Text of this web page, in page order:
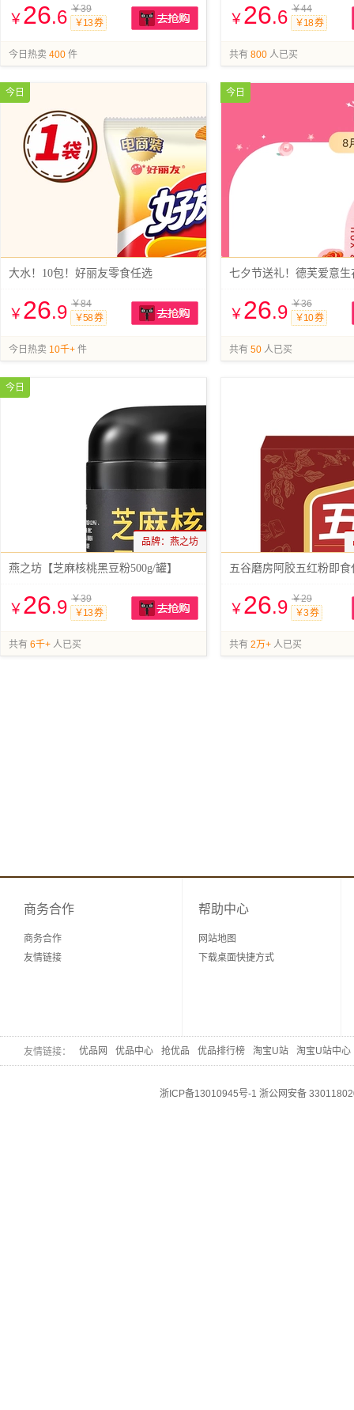
￥ 26.6 ￥39
￥13 券
今日热卖 400 件
￥ 26.6 ￥44
￥18 券
共有 800 人已买
大水！10包！好丽友零食任选
今日
￥ 26.9 ￥84
￥58 券
今日热卖 10千+ 件
今日
￥ 26.9 ￥36
￥10 券
共有 50 人已买
燕之坊【芝麻核桃黑豆粉500g/罐】
今日
品牌： 燕之坊
￥ 26.9 ￥39
￥13 券
共有 6千+ 人已买
五谷磨房阿胶五红粉即食
￥ 26.9 ￥29
￥3 券
共有 2万+ 人已买
商务合作
商务合作
友情链接
帮助中心
网站地图
下载桌面快捷方式
友情链接： 优品网 优品中心 抢优品 优品排行榜 淘宝U站 淘宝U站中心
浙ICP备13010945号-1 浙公网安备